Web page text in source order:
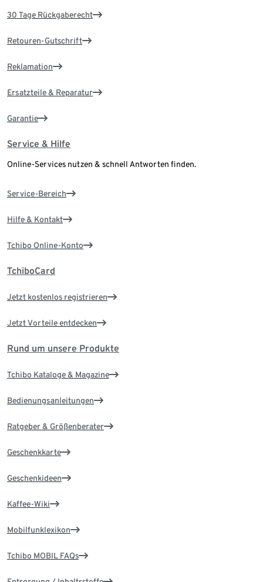
30 Tage Rückgaberecht
Retouren-Gutschrift
Reklamation
Ersatzteile & Reparatur
Garantie
Service & Hilfe
Online-Services nutzen & schnell Antworten finden.
Service-Bereich
Hilfe & Kontakt
Tchibo Online-Konto
TchiboCard
Jetzt kostenlos registrieren
Jetzt Vorteile entdecken
Rund um unsere Produkte
Tchibo Kataloge & Magazine
Bedienungsanleitungen
Ratgeber & Größenberater
Geschenkkarte
Geschenkideen
Kaffee-Wiki
Mobilfunklexikon
Tchibo MOBIL FAQs